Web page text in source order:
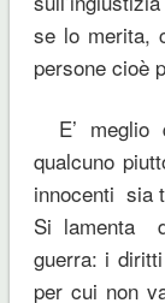
se lo merita,
persone cioè
E’ meglio
qualcuno
innocenti sia
Si lamenta
guerra: i
per cui non